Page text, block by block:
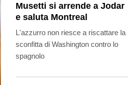
Musetti si arrende a Jodar
e saluta Montreal
L'azzurro non riesce a riscattare la
sconfitta di Washington contro lo
spagnolo